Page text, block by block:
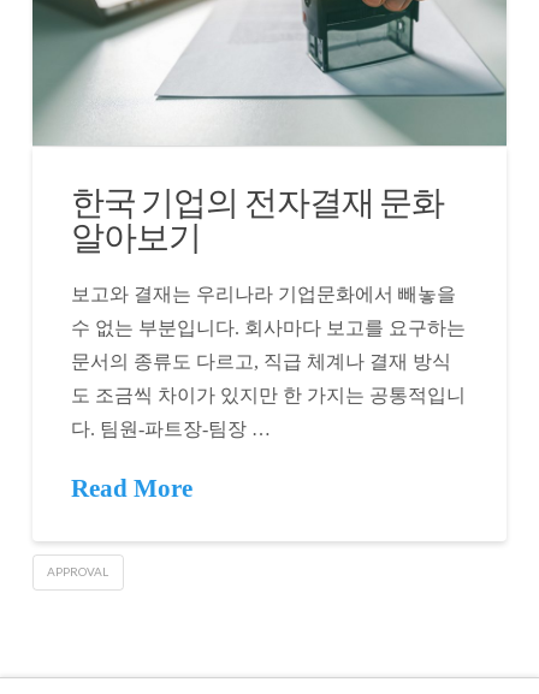
한국 기업의 전자결재 문화
알아보기
보고와 결재는 우리나라 기업문화에서 빼놓을
수 없는 부분입니다. 회사마다 보고를 요구하는
문서의 종류도 다르고, 직급 체계나 결재 방식
도 조금씩 차이가 있지만 한 가지는 공통적입니
다. 팀원-파트장-팀장 …
Read More
APPROVAL